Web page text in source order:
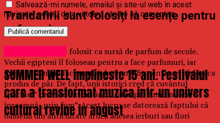
Trandafirii sunt folosiți la esențe pentru
pafumuri
Trandafirul a fost folosit ca sursă de parfum de secole.
Vechii egipteni îl foloseau pentru a face parfumuri, iar
grecii și romanii făceau ulei de trandafir pentru a-l folosi ca
produs de păr. De fapt, unii istorici cred că cuvântul
„parfum” provine din cuvântul latin per fumum – care
înseamnă „prin fum”. Acest lucru se datorează faptului că
oamenii din antichitate ardea adesea ierburi sau flori
Salvează-mi numele, emailul și site-ul web în acest
navigator pentru data viitoare când o să comentez.
SUMMER WELL implineste 15 ani. Festivalul
care a transformat muzica intr-un univers
cultural revine in august